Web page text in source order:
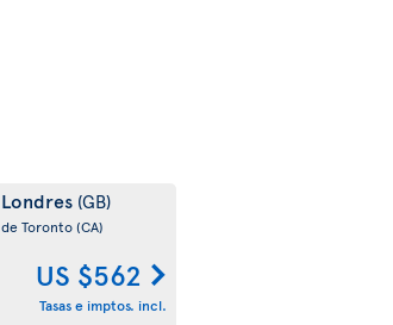
Londres (GB)
de Toronto(CA)
US $562
Tasas e imptos. incl.